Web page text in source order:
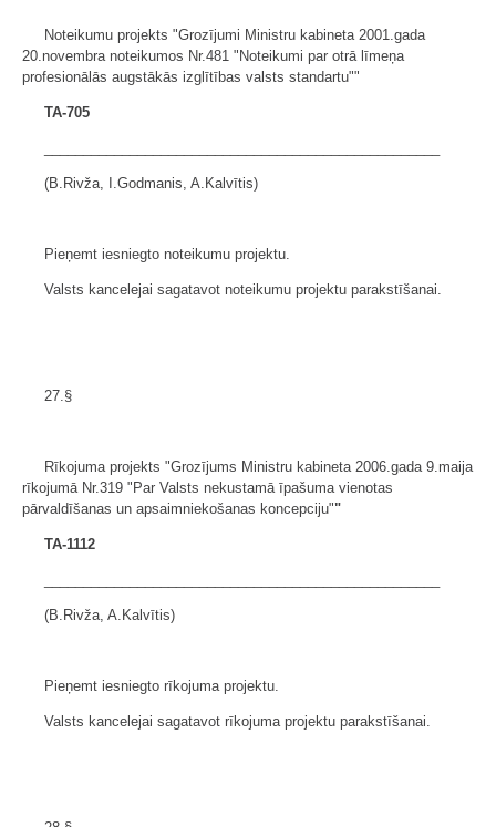
Noteikumu projekts "Grozījumi Ministru kabineta 2001.gada
20.novembra noteikumos Nr.481 "Noteikumi par otrā līmeņa
profesionālās augstākās izglītības valsts standartu""
TA-705
(B.Rivža, I.Godmanis, A.Kalvītis)
Pieņemt iesniegto noteikumu projektu.
Valsts kancelejai sagatavot noteikumu projektu parakstīšanai.
27.§
Rīkojuma projekts "Grozījums Ministru kabineta 2006.gada 9.maija
rīkojumā Nr.319 "Par Valsts nekustamā īpašuma vienotas
pārvaldīšanas un apsaimniekošanas koncepciju""
TA-1112
(B.Rivža, A.Kalvītis)
Pieņemt iesniegto rīkojuma projektu.
Valsts kancelejai sagatavot rīkojuma projektu parakstīšanai.